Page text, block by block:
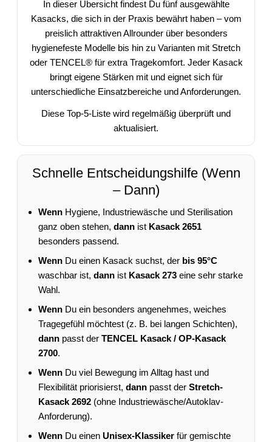
In dieser Übersicht findest Du fünf ausgewählte
Kasacks, die sich in der Praxis bewährt haben – vom
preislich attraktiven Allrounder über besonders
hygienefeste Modelle bis hin zu Varianten mit Stretch
oder TENCEL® für extra Tragekomfort. Jeder Kasack
bringt eigene Stärken mit und eignet sich für
unterschiedliche Einsatzbereiche und Anforderungen.
Diese Top-5-Liste wird regelmäßig überprüft und
aktualisiert.
Schnelle Entscheidungshilfe (Wenn
– Dann)
Wenn Hygiene, Industriewäsche und Sterilisation
ganz oben stehen, dann ist Kasack 2651
besonders passend.
Wenn Du einen Kasack suchst, der bis 95°C
waschbar ist, dann ist Kasack 273 eine sehr starke
Wahl.
Wenn Du ein besonders angenehmes, weiches
Tragegefühl möchtest (z. B. bei langen Schichten),
dann passt der TENCEL Kasack / OP-Kasack
2700.
Wenn Du viel Bewegung im Alltag hast und
Flexibilität priorisierst, dann passt der Stretch-
Kasack 2692 (ohne Industriewäsche/Autoklav-
Anforderung).
Wenn Du einen Unisex-Klassiker für gemischte